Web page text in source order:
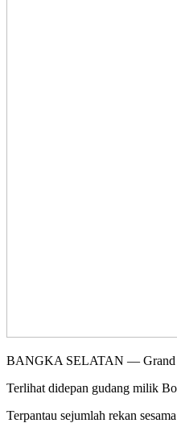
BANGKA SELATAN — Grand
Terlihat didepan gudang milik
Terpantau sejumlah rekan